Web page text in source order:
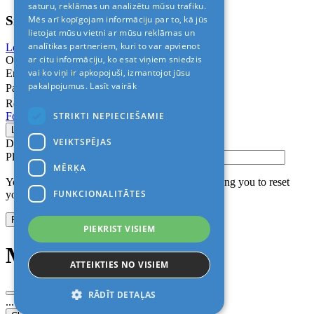
Sign In
Login with Facebook Login with Google
Or
Email
Password
Remember me
Forgot Password?
Don’t have an account?
Please confirm login email below
You will receive an email containing a link allowing you to reset
your password to a new preferred one.
Modal title
...
saturu, reklāmas un analizētu mūsu trafiku.
Mēs arī kopīgojam informāciju par to, kā jūs
lietojat mūsu vietni ar mūsu reklāmas un
analītikas partneriem, kuri to var apvienot
ar citu informāciju, ko esat viņiem sniedzis
vai ko viņi ir apkopojuši, izmantojot jūsu
pakalpojumus. Lasīt vairāk
STRIKTI NEPIECIEŠAMIE
VEIKTSPĒJAS
MĒRĶA
FUNKCIONALITĀTES
PIEKRIST VISIEM
ATTEIKTIES NO VISIEM
RĀDĪT DETAĻAS